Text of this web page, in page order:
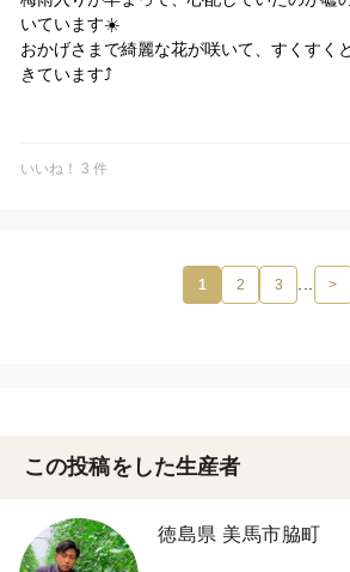
いています☀️
おかげさまで綺麗な花が咲いて、すくすく
きています⤴️
ぜひ、この美味しさを皆さまの食卓へお届
いいね！ 3 件
1 2 3 ... >
この投稿をした生産者
徳島県 美馬市脇町